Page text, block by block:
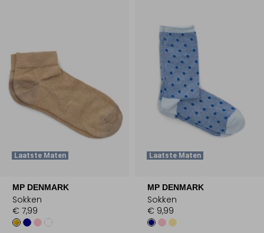
Laatste Maten
MP DENMARK
Sokken
€ 7,99
Laatste Maten
MP DENMARK
Sokken
€ 9,99